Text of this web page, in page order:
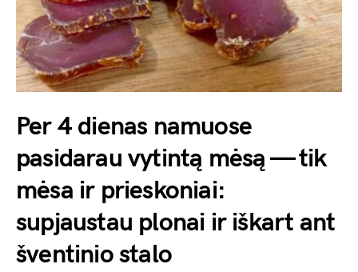
Per 4 dienas namuose
pasidarau vytintą mėsą — tik
mėsa ir prieskoniai:
supjaustau plonai ir iškart ant
šventinio stalo